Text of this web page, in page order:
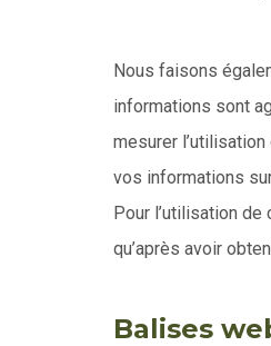
Nous faisons
informations sont
mesurer
vos informations
Pour l’utilisation
qu’après avoir
Balises